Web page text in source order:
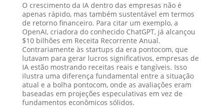
O crescimento da IA dentro das empresas não é
apenas rápido, mas também sustentável em termos
de retorno financeiro. Para citar um exemplo, a
OpenAI, criadora do conhecido ChatGPT, já alcançou
$10 bilhões em Receita Recorrente Anual.
Contrariamente às startups da era pontocom, que
lutavam para gerar lucros significativos, empresas de
IA estão mostrando receitas reais e tangíveis. Isso
ilustra uma diferença fundamental entre a situação
atual e a bolha pontocom, onde as avaliações eram
baseadas em projeções especulativas em vez de
fundamentos econômicos sólidos.